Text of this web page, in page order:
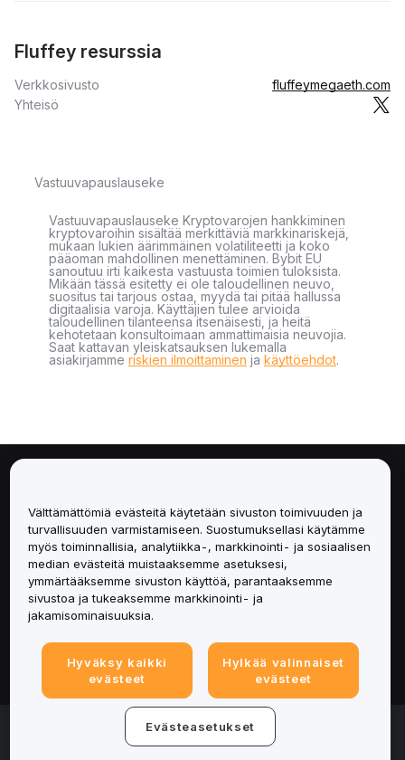
Fluffey resurssia
Verkkosivusto
fluffeymegaeth.com
Yhteisö
Vastuuvapauslauseke
Vastuuvapauslauseke Kryptovarojen hankkiminen
kryptovaroihin sisältää merkittäviä markkinariskejä,
mukaan lukien äärimmäinen volatiliteetti ja koko
pääoman mahdollinen menettäminen. Bybit EU
sanoutuu irti kaikesta vastuusta toimien tuloksista.
Mikään tässä esitetty ei ole taloudellinen neuvo,
suositus tai tarjous ostaa, myydä tai pitää hallussa
digitaalisia varoja. Käyttäjien tulee arvioida
taloudellinen tilanteensa itsenäisesti, ja heitä
kehotetaan konsultoimaan ammattimaisia neuvojia.
Saat kattavan yleiskatsauksen lukemalla
asiakirjamme riskien ilmoittaminen ja käyttöehdot.
Palvelut
Tuki
Tuotteet
Lakiasiat
© 2025-2026 Bybit.eu. All rights reserved.
Välttämättömiä evästeitä käytetään sivuston toimivuuden ja
turvallisuuden varmistamiseen. Suostumuksellasi käytämme
myös toiminnallisia, analytiikka-, markkinointi- ja sosiaalisen
median evästeitä muistaaksemme asetuksesi,
ymmärtääksemme sivuston käyttöä, parantaaksemme
sivustoa ja tukeaksemme markkinointi- ja
jakamisominaisuuksia.
Hyväksy kaikki
evästeet
Hylkää valinnaiset
evästeet
Evästeasetukset